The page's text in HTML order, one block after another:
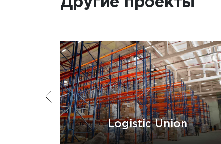
Другие проекты
Logistic Union